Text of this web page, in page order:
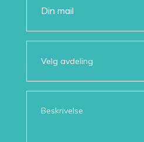
Velg avdeling